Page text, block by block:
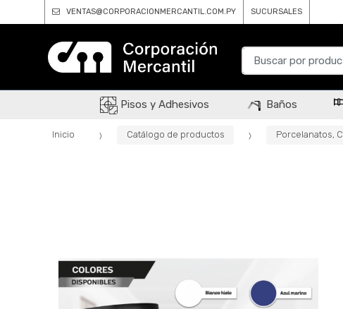
VENTAS@CORPORACIONMERCANTIL.COM.PY SUCURSALES
B
Pisos y Adhesivos Baños
Inicio Catálogo de productos Porcelanatos,